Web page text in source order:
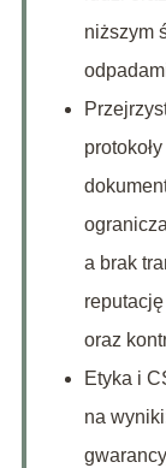
niższym
a brak
oraz
Etyka i
na